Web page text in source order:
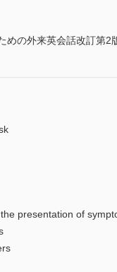
の外来英会話改訂第
presentation of